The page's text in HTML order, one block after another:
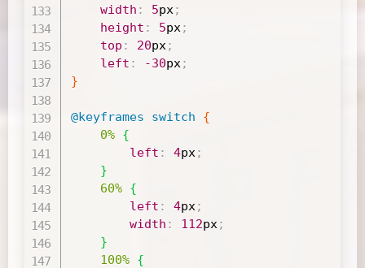
width : 5px;
height : 5px;
top : 20px;
left : -30px;
}
@keyframes switch
{
0% {
left : 4px;
}
60% {
left : 4px;
width : 112px;
}
100% {